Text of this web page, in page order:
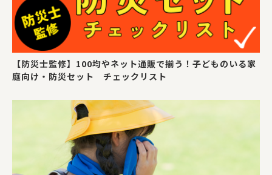
【防災士監修】100均やネット通販で揃う！子どものいる家
庭向け・防災セット チェックリスト